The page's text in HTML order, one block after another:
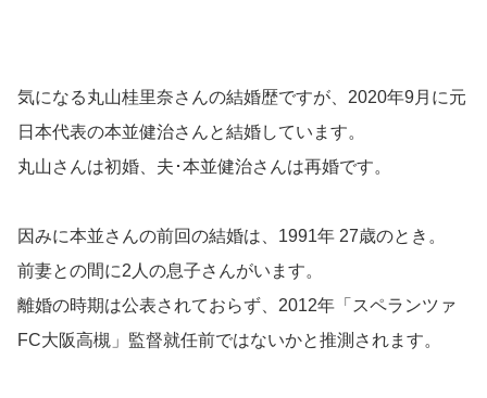
気になる丸山桂里奈さんの結婚歴ですが、2020年9月に元
日本代表の本並健治さんと結婚しています。
丸山さんは初婚、夫･本並健治さんは再婚です。
因みに本並さんの前回の結婚は、1991年 27歳のとき。
前妻との間に2人の息子さんがいます。
離婚の時期は公表されておらず、2012年「スペランツァ
FC大阪高槻」監督就任前ではないかと推測されます。